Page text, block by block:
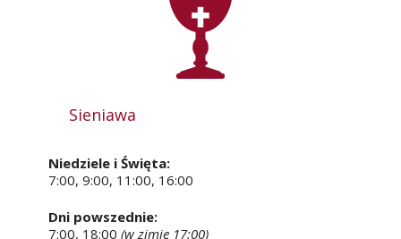
Sieniawa
Niedziele i Święta:
7:00, 9:00, 11:00, 16:00
Dni powszednie:
7:00, 18:00 (w zimie 17:00)